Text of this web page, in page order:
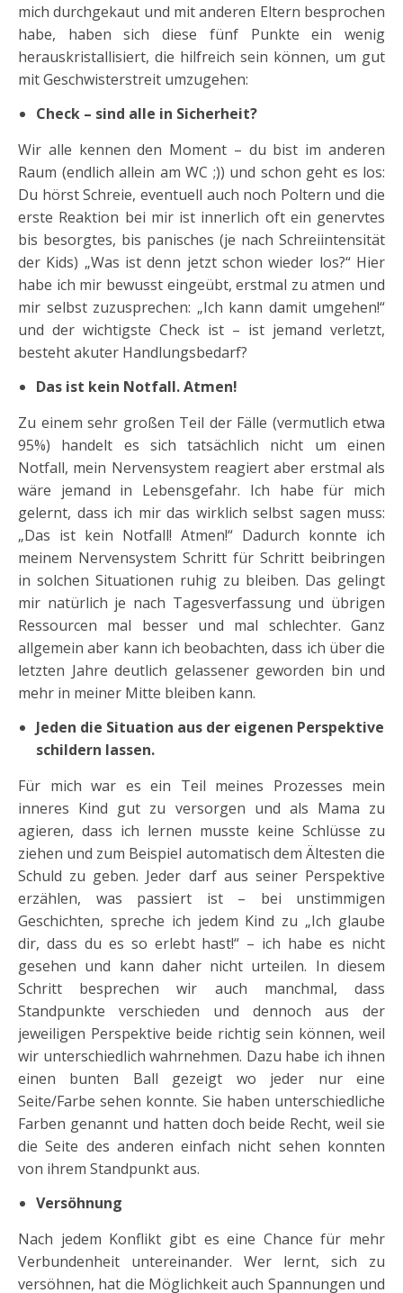
mich durchgekaut und mit anderen Eltern besprochen
habe, haben sich diese fünf Punkte ein wenig
herauskristallisiert, die hilfreich sein können, um gut
mit Geschwisterstreit umzugehen:
Check – sind alle in Sicherheit?
Wir alle kennen den Moment – du bist im anderen
Raum (endlich allein am WC ;)) und schon geht es los:
Du hörst Schreie, eventuell auch noch Poltern und die
erste Reaktion bei mir ist innerlich oft ein genervtes
bis besorgtes, bis panisches (je nach Schreiintensität
der Kids) „Was ist denn jetzt schon wieder los?“ Hier
habe ich mir bewusst eingeübt, erstmal zu atmen und
mir selbst zuzusprechen: „Ich kann damit umgehen!“
und der wichtigste Check ist – ist jemand verletzt,
besteht akuter Handlungsbedarf?
Das ist kein Notfall. Atmen!
Zu einem sehr großen Teil der Fälle (vermutlich etwa
95%) handelt es sich tatsächlich nicht um einen
Notfall, mein Nervensystem reagiert aber erstmal als
wäre jemand in Lebensgefahr. Ich habe für mich
gelernt, dass ich mir das wirklich selbst sagen muss:
„Das ist kein Notfall! Atmen!“ Dadurch konnte ich
meinem Nervensystem Schritt für Schritt beibringen
in solchen Situationen ruhig zu bleiben. Das gelingt
mir natürlich je nach Tagesverfassung und übrigen
Ressourcen mal besser und mal schlechter. Ganz
allgemein aber kann ich beobachten, dass ich über die
letzten Jahre deutlich gelassener geworden bin und
mehr in meiner Mitte bleiben kann.
Jeden die Situation aus der eigenen Perspektive
schildern lassen.
Für mich war es ein Teil meines Prozesses mein
inneres Kind gut zu versorgen und als Mama zu
agieren, dass ich lernen musste keine Schlüsse zu
ziehen und zum Beispiel automatisch dem Ältesten die
Schuld zu geben. Jeder darf aus seiner Perspektive
erzählen, was passiert ist – bei unstimmigen
Geschichten, spreche ich jedem Kind zu „Ich glaube
dir, dass du es so erlebt hast!“ – ich habe es nicht
gesehen und kann daher nicht urteilen. In diesem
Schritt besprechen wir auch manchmal, dass
Standpunkte verschieden und dennoch aus der
jeweiligen Perspektive beide richtig sein können, weil
wir unterschiedlich wahrnehmen. Dazu habe ich ihnen
einen bunten Ball gezeigt wo jeder nur eine
Seite/Farbe sehen konnte. Sie haben unterschiedliche
Farben genannt und hatten doch beide Recht, weil sie
die Seite des anderen einfach nicht sehen konnten
von ihrem Standpunkt aus.
Versöhnung
Nach jedem Konflikt gibt es eine Chance für mehr
Verbundenheit untereinander. Wer lernt, sich zu
versöhnen, hat die Möglichkeit auch Spannungen und